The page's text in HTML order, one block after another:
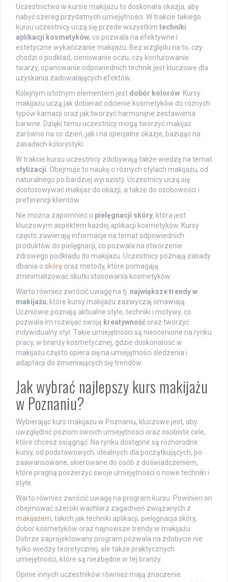
Uczestnictwo w kursie makijażu to doskonała okazja, aby
nabyć szereg przydatnych umiejętności. W trakcie takiego
kursu uczestnicy uczą się przede wszystkim techniki
aplikacji kosmetyków, co pozwala na efektywne i
estetyczne wykańczanie makijażu. Bez względu na to, czy
chodzi o podkład, cieniowanie oczu, czy konturowanie
twarzy, opanowanie odpowiednich technik jest kluczowe dla
uzyskania zadowalających efektów.
Kolejnym istotnym elementem jest dobór kolorów . Kursy
makijażu uczą jak dobierać odcienie kosmetyków do różnych
typów karnacji oraz jak tworzyć harmonijne zestawienia
barwne. Dzięki temu uczestnicy mogą tworzyć makijaż
zarówno na co dzień, jak i na specjalne okazje, bazując na
zasadach kolorystyki.
W trakcie kursu uczestnicy zdobywają także wiedzę na temat
stylizacji . Obejmuje to naukę o różnych stylach makijażu, od
naturalnego po bardziej wyrazisty. Uczestnicy uczą się
dostosowywać makijaż do okazji, a także do osobowości i
preferencji klientów.
Nie można zapomnieć o pielęgnacji skóry, która jest
kluczowym aspektem każdej aplikacji kosmetyków. Kursy
często zawierają informacje na temat odpowiednich
produktów do pielęgnacji, co pozwala na stworzenie
zdrowego podkładu do makijażu. Uczestnicy poznają zasady
dbania o skórę oraz metody, które pomagają
zminimalizować skutki stosowania kosmetyków.
Warto również zwrócić uwagę na tj. największe trendy w
makijażu, które kursy makijażu zazwyczaj omawiają.
Uczniowie poznają aktualne style, techniki i motywy, co
pozwala im rozwijać swoją kreatywność oraz tworzyć
indywidualny styl. Takie umiejętności są nieocenione na rynku
pracy, w branży kosmetycznej, gdzie doskonałość w
makijażu często opiera się na umiejętności śledzenia i
adaptacji do zmieniających się trendów.
Jak wybrać najlepszy kurs makijażu
w Poznaniu?
Wybierając kurs makijażu w Poznaniu, kluczowe jest, aby
uwzględnić poziom swoich umiejętności oraz osobiste cele,
które chcesz osiągnąć. Na rynku dostępne są różnorodne
kursy, od podstawowych, idealnych dla początkujących, po
zaawansowane, skierowane do osób z doświadczeniem,
które pragną poszerzyć swoje umiejętności o nowe techniki i
style.
Warto również zwrócić uwagę na program kursu. Powinien on
obejmować szeroki wachlarz zagadnień związanych z
makijażem, takich jak techniki aplikacji, pielęgnacja skóry,
dobor kosmetyków oraz najnowsze trendy w makijażu.
Dobrze zaprojektowany program pozwala na zdobycie nie
tylko wiedzy teoretycznej, ale także praktycznych
umiejętności, które są niezbędne w tej branży.
Opinie innych uczestników również mają znaczenie.